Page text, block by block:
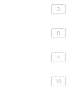
3
8
4
10